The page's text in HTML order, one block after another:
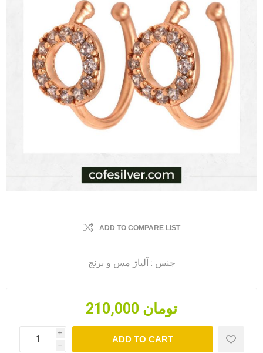
ADD TO COMPARE LIST
جنس : آلیاژ مس و برنج
210,000 تومان
i
h
ADD TO CART